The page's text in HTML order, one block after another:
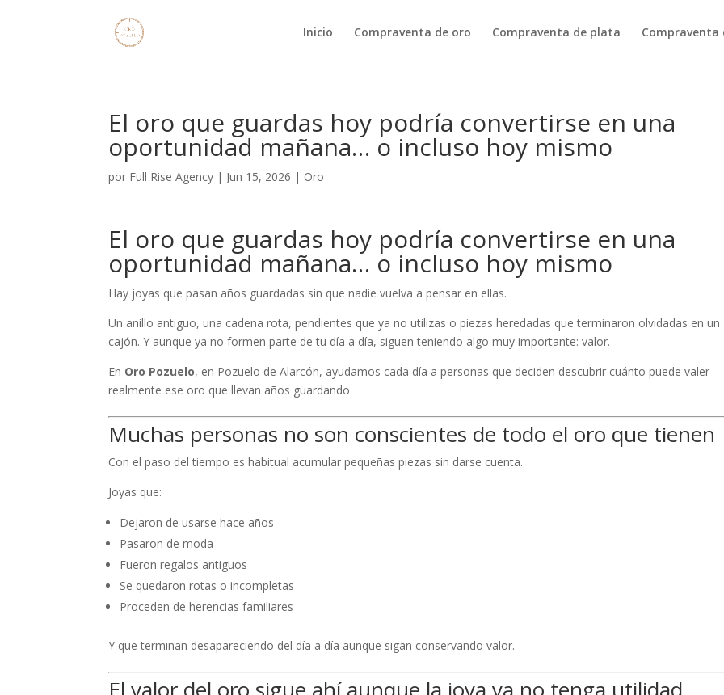
Inicio Compraventa de oro Compraventa de plata Compraventa
El oro que guardas hoy podría convertirse en una
oportunidad mañana… o incluso hoy mismo
por Full Rise Agency | Jun 15, 2026 | Oro
El oro que guardas hoy podría convertirse en una
oportunidad mañana… o incluso hoy mismo
Hay joyas que pasan años guardadas sin que nadie vuelva a pensar en ellas.
Un anillo antiguo, una cadena rota, pendientes que ya no utilizas o piezas heredadas que terminaron olvidadas en un
cajón. Y aunque ya no formen parte de tu día a día, siguen teniendo algo muy importante: valor.
En Oro Pozuelo, en Pozuelo de Alarcón, ayudamos cada día a personas que deciden descubrir cuánto puede valer
realmente ese oro que llevan años guardando.
Muchas personas no son conscientes de todo el oro que tienen
Con el paso del tiempo es habitual acumular pequeñas piezas sin darse cuenta.
Joyas que:
Dejaron de usarse hace años
Pasaron de moda
Fueron regalos antiguos
Se quedaron rotas o incompletas
Proceden de herencias familiares
Y que terminan desapareciendo del día a día aunque sigan conservando valor.